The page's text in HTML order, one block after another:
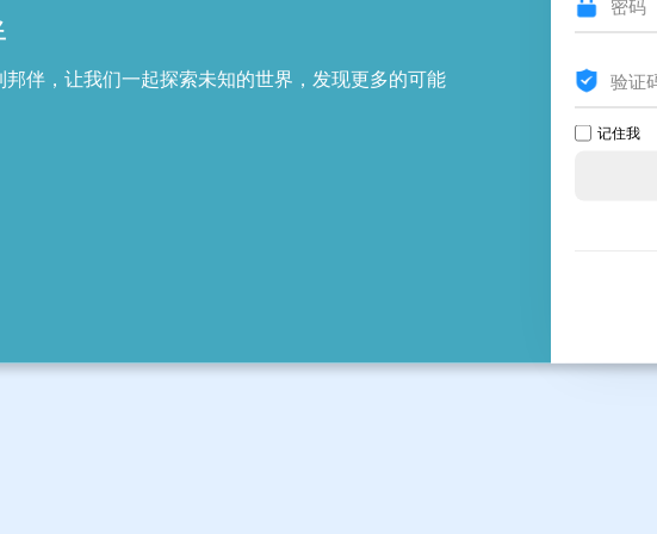
邦伴，让我们一起探索未知的世界，发现更多的可能
记住我